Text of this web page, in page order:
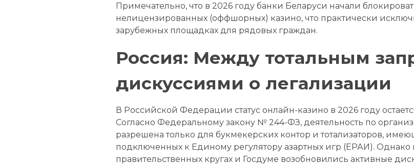
Примечательно, что в 2026 году банки Беларуси начали
нелицензированных (оффшорных) казино, что практически
зарубежных площадках для рядовых граждан.
Россия: Между тотальным
дискуссиями о легализации
В Российской Федерации статус онлайн-казино в 2026 году
Согласно Федеральному закону № 244-ФЗ, деятельность по
разрешена только для букмекерских контор и тотализаторов,
подключенных к Единому регулятору азартных игр (ЕРАИ). Однако
правительственных кругах и Госдуме возобновились активные